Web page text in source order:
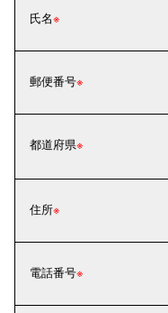
氏名
郵便番号
都道府県
住所
電話番号